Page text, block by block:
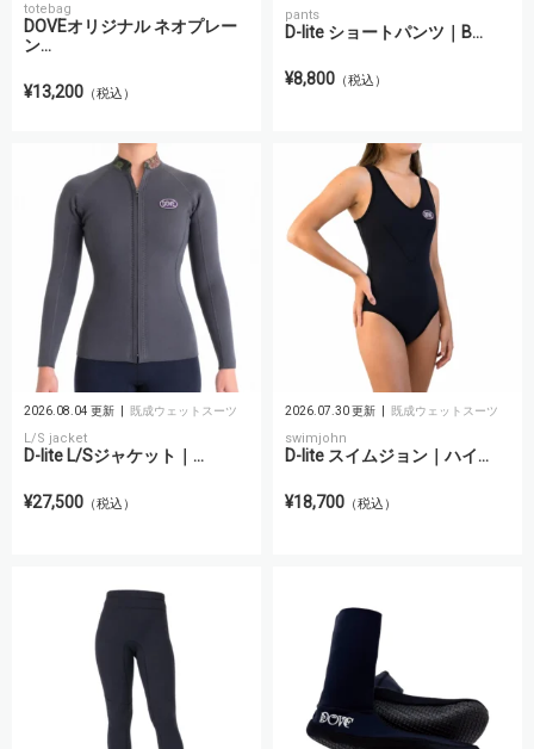
totebag
DOVEオリジナル ネオプレー
ン...
¥13,200 （税込）
pants
D-lite ショートパンツ｜B...
¥8,800 （税込）
2026.08.04 更新 既成ウェットスーツ
L/S jacket
D-lite L/Sジャケット｜...
¥27,500 （税込）
2026.07.30 更新 既成ウェットスーツ
swimjohn
D-lite スイムジョン｜ハイ...
¥18,700 （税込）